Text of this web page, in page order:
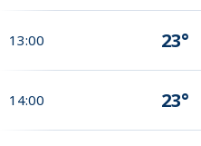
13:00 23°
14:00 23°